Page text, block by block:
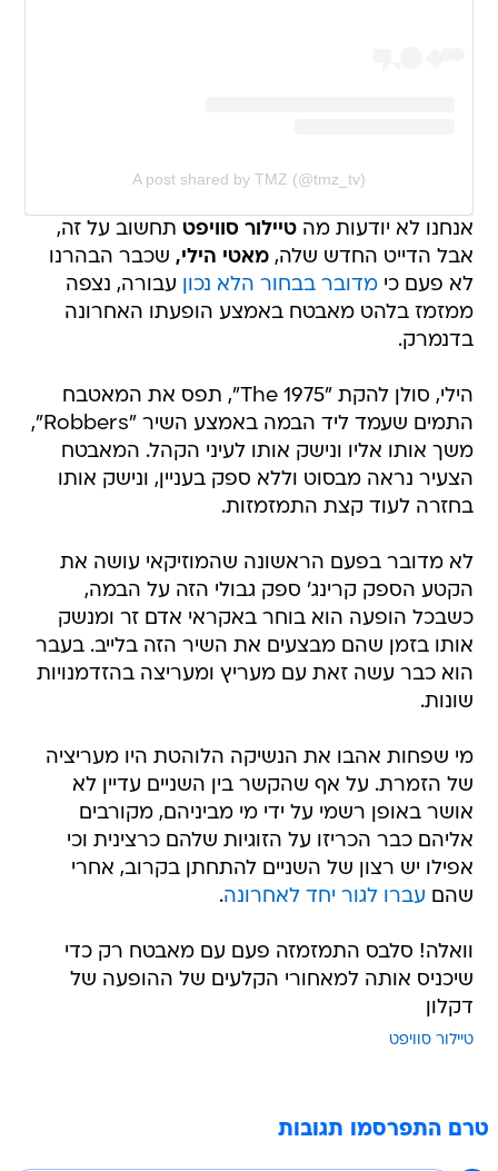
A post shared by TMZ (@tmz_tv)
אנחנו לא יודעות מהטיילור סוויפט תחשוב על זה,
אבל הדייט החדש שלה,מאטי הילי, שכבר הבהרנו
לא פעם כימדובר בבחור הלא נכון עבורה, נצפה
ממזמז בלהט מאבטח באמצע הופעתו האחרונה
בדנמרק.
הילי, סולן להקת "The 1975", תפס את המאטבח
התמים שעמד ליד הבמה באמצע השיר "Robbers",
משך אותו אליו ונישק אותו לעיני הקהל. המאבטח
הצעיר נראה מבסוט וללא ספק בעניין, ונישק אותו
בחזרה לעוד קצת התמזמזות.
לא מדובר בפעם הראשונה שהמוזיקאי עושה את
הקטע הספק קרינג' ספק גבולי הזה על הבמה,
כשבכל הופעה הוא בוחר באקראי אדם זר ומנשק
אותו בזמן שהם מבצעים את השיר הזה בלייב. בעבר
הוא כבר עשה זאת עם מעריץ ומעריצה בהזדמנויות
שונות.
מי שפחות אהבו את הנשיקה הלוהטת היו מעריציה
של הזמרת. על אף שהקשר בין השניים עדיין לא
אושר באופן רשמי על ידי מי מביניהם, מקורבים
אליהם כבר הכריזו על הזוגיות שלהם כרצינית וכי
אפילו יש רצון של השניים להתחתן בקרוב, אחרי
שהם עברו לגור יחד לאחרונה.
וואלה! סלבס התמזמזה פעם עם מאבטח רק כדי
שיכניס אותה למאחורי הקלעים של ההופעה של
דקלון
טיילור סוויפט
טרם התפרסמו תגובות